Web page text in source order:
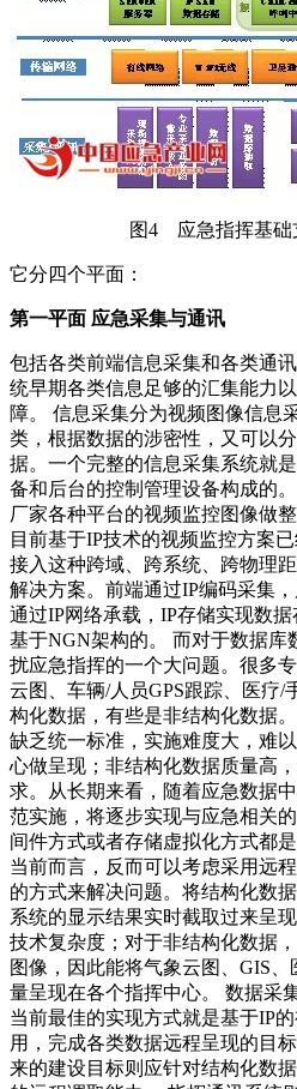
图4 应急指挥基础
它分四个平面：
第一平面 应急采集与通讯
包括各类前端信息采集和各类通
统早期各类信息足够的汇集能力
障。 信息采集分为视频图像信息
类，根据数据的涉密性，又可以
据。一个完整的信息采集系统就
备和后台的控制管理设备构成的
厂家各种平台的视频监控图像做
目前基于IP技术的视频监控方案
接入这种跨域、跨系统、跨物理
解决方案。前端通过IP编码采集
通过IP网络承载，IP存储实现数
基于NGN架构的。 而对于数据库
扰应急指挥的一个大问题。很多
云图、车辆/人员GPS跟踪、医疗/
构化数据，有些是非结构化数据
缺乏统一标准，实施难度大，难
心做呈现；非结构化数据质量高
求。从长期来看，随着应急数据
范实施，将逐步实现与应急相关
间件方式或者存储虚拟化方式都
当前而言，反而可以考虑采用远程
的方式来解决问题。将结构化数
系统的显示结果实时截取过来呈
技术复杂度；对于非结构化数据
图像，因此能将气象云图、GIS
量呈现在各个指挥中心。 数据采
当前最佳的实现方式就是基于IP
用，完成各类数据远程呈现的目
来的建设目标则应针对结构化数